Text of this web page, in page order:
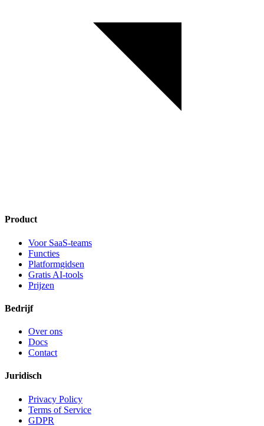
Product
Voor SaaS-teams
Functies
Platformgidsen
Gratis AI-tools
Prijzen
Bedrijf
Over ons
Docs
Contact
Juridisch
Privacy Policy
Terms of Service
GDPR